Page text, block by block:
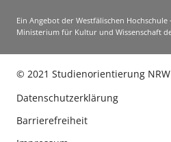
Ein Angebot der Westfälischen
Ministerium für Kultur und Wissenschaft
© 2021 Studienorientierung NRW
Datenschutzerklärung
Barrierefreiheit